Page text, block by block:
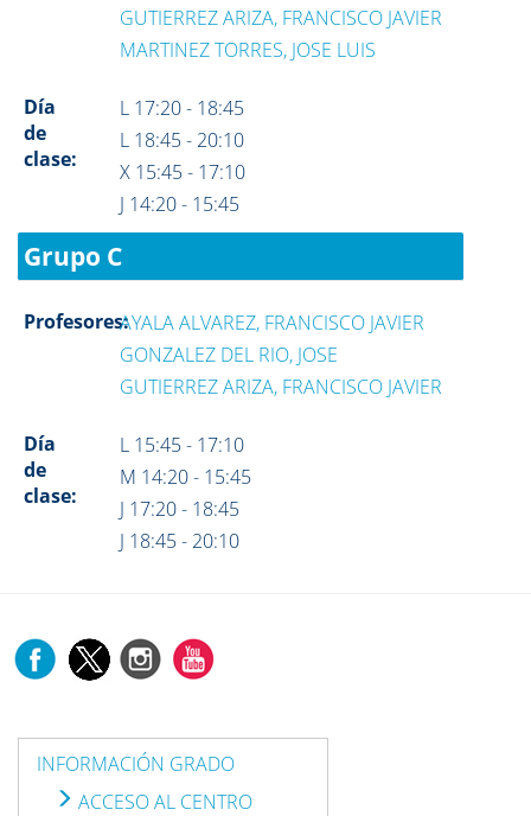
GUTIERREZ ARIZA, FRANCISCO JAVIER
MARTINEZ TORRES, JOSE LUIS
Día
de
clase:
L 17:20 - 18:45
L 18:45 - 20:10
X 15:45 - 17:10
J 14:20 - 15:45
Grupo C
Profesores:AYALA ALVAREZ, FRANCISCO JAVIER
GONZALEZ DEL RIO, JOSE
GUTIERREZ ARIZA, FRANCISCO JAVIER
Día
de
clase:
L 15:45 - 17:10
M 14:20 - 15:45
J 17:20 - 18:45
J 18:45 - 20:10
INFORMACIÓN GRADO
ACCESO AL CENTRO